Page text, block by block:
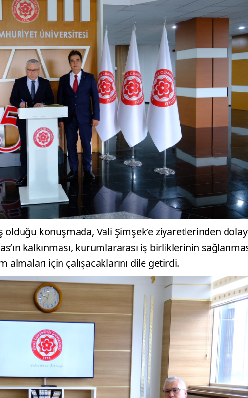
olduğu konuşmada, Vali Şimşek’e ziyaretlerinden
kalkınması, kurumlararası iş birliklerinin
için çalışacaklarını dile getirdi.